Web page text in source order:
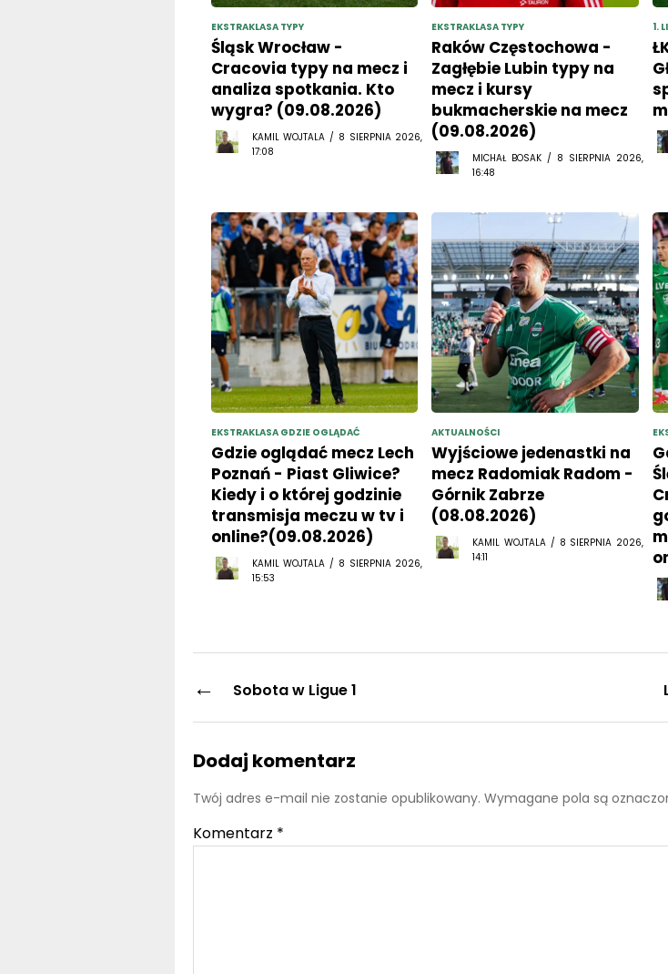
EKSTRAKLASA TYPY
Śląsk Wrocław -
Cracovia typy na mecz i
analiza spotkania. Kto
wygra? (09.08.2026)
KAMIL WOJTALA / 8 SIERPNIA 2026,
17:08
EKSTRAKLASA TYPY
Raków Częstochowa -
Zagłębie Lubin typy na
mecz i kursy
bukmacherskie na mecz
(09.08.2026)
MICHAŁ BOSAK / 8 SIERPNIA 2026,
16:48
1.
EKSTRAKLASA GDZIE OGLĄDAĆ
Gdzie oglądać mecz Lech
Poznań - Piast Gliwice?
Kiedy i o której godzinie
transmisja meczu w tv i
online?(09.08.2026)
KAMIL WOJTALA / 8 SIERPNIA 2026,
15:53
AKTUALNOŚCI
Wyjściowe jedenastki na
mecz Radomiak Radom -
Górnik Zabrze
(08.08.2026)
KAMIL WOJTALA / 8 SIERPNIA 2026,
14:11
← Sobota w Ligue 1
Dodaj komentarz
Twój adres e-mail nie zostanie opublikowany. Wymagane pola są
Komentarz *